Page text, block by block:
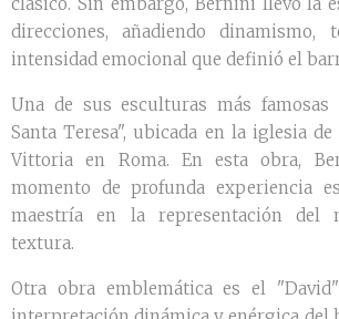
direcciones, añadiendo dinamismo,
intensidad emocional que definió el
Una de sus esculturas más famosas
Santa Teresa", ubicada en la iglesia
Vittoria en Roma. En esta obra,
momento de profunda experiencia
maestría en la representación del
textura.
Otra obra emblemática es el